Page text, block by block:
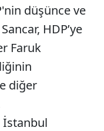
düşünce ve
HDP’ye
Faruk
diğer
İstanbul